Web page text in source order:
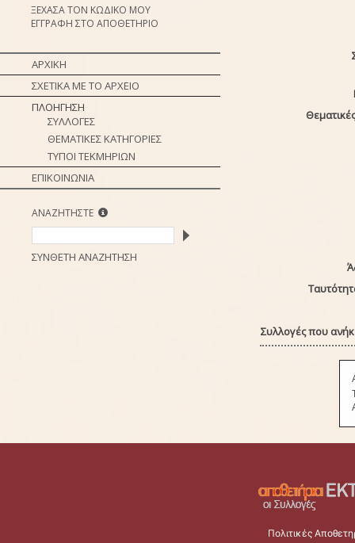
ΞΕΧΑΣΑ ΤΟΝ ΚΩΔΙΚΟ ΜΟΥ
ΕΓΓΡΑΦΗ ΣΤΟ ΑΠΟΘΕΤΗΡΙΟ
ΑΡΧΙΚΗ
ΣΧΕΤΙΚΑ ΜΕ ΤΟ ΑΡΧΕΙΟ
ΠΛΟΗΓΗΣΗ
ΣΥΛΛΟΓΕΣ
ΘΕΜΑΤΙΚΕΣ ΚΑΤΗΓΟΡΙΕΣ
ΤΥΠΟΙ ΤΕΚΜΗΡΙΩΝ
ΕΠΙΚΟΙΝΩΝΙΑ
ΑΝΑΖΗΤΗΣΤΕ
ΣΥΝΘΕΤΗ ΑΝΑΖΗΤΗΣΗ
Συλλογές που